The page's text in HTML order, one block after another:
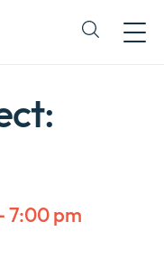
Expand
7:00 pm